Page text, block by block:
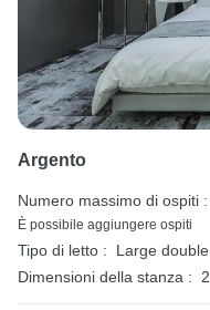
Argento
Numero massimo di ospiti :
È possibile aggiungere ospiti
Tipo di letto :
Large
Dimensioni della stanza :